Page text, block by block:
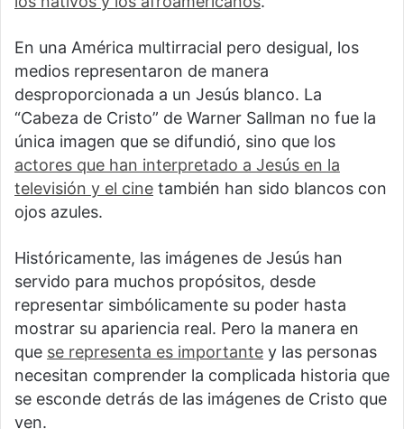
En una América multirracial pero desigual, los
medios representaron de manera
desproporcionada a un Jesús blanco. La
“Cabeza de Cristo” de Warner Sallman no fue la
única imagen que se difundió, sino que los
actores que han interpretado a Jesús en la
televisión y el cine también han sido blancos con
ojos azules.
Históricamente, las imágenes de Jesús han
servido para muchos propósitos, desde
representar simbólicamente su poder hasta
mostrar su apariencia real. Pero la manera en
que se representa es importante y las personas
necesitan comprender la complicada historia que
se esconde detrás de las imágenes de Cristo que
ven.